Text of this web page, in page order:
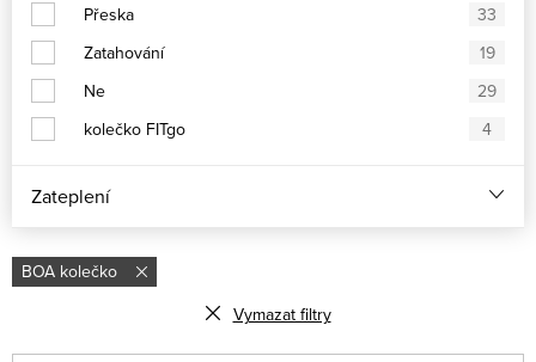
Přeska
33
Zatahování
19
Ne
29
kolečko FITgo
4
Zateplení
BOA kolečko
Vymazat filtry